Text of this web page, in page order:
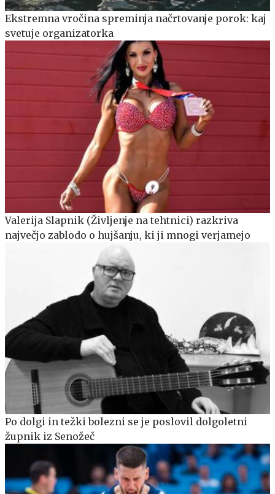
Ekstremna vročina spreminja načrtovanje porok: kaj
svetuje organizatorka
Valerija Slapnik (Življenje na tehtnici) razkriva
največjo zablodo o hujšanju, ki ji mnogi verjamejo
Po dolgi in težki bolezni se je poslovil dolgoletni
župnik iz Senožeč